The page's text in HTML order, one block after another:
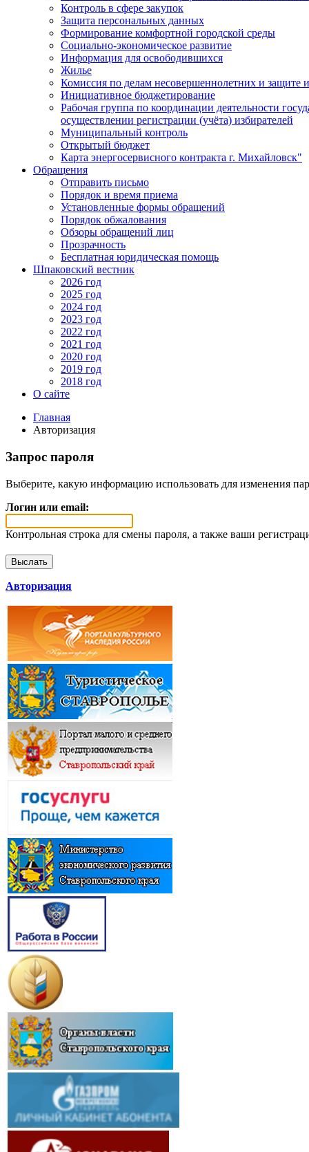
Контроль в сфере закупок
Защита персональных данных
Формирование комфортной городской среды
Социально-экономическое развитие
Информация для освободившихся
Жилье
Комиссия по делам несовершеннолетних и защите
Инициативное бюджетирование
Рабочая группа по координации деятельности
осуществлении регистрации (учёта) избирателей
Муниципальный контроль
Открытый бюджет
Карта энергосервисного контракта г. Михайловск"
Обращения
Отправить письмо
Порядок и время приема
Установленные формы обращений
Порядок обжалования
Обзоры обращений лиц
Прозрачность
Бесплатная юридическая помощь
Шпаковский вестник
2026 год
2025 год
2024 год
2023 год
2022 год
2021 год
2020 год
2019 год
2018 год
О сайте
Главная
Авторизация
Запрос пароля
Выберите, какую информацию использовать для изменения
Логин или email:
Контрольная строка для смены пароля, а также ваши
Авторизация